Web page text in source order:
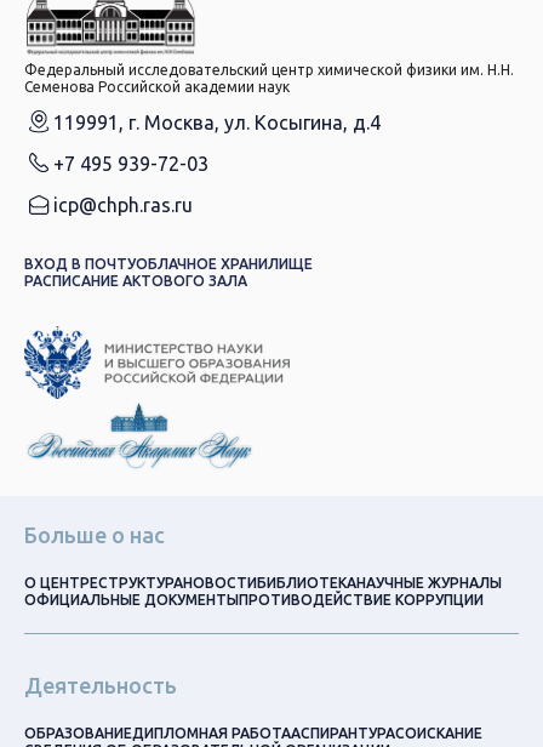
Федеральный исследовательский центр химической физики им. Н.Н.
Семенова Российской академии наук
119991, г. Москва, ул. Косыгина, д.4
+7 495 939-72-03
icp@chph.ras.ru
ВХОД В ПОЧТУОБЛАЧНОЕ ХРАНИЛИЩЕ
РАСПИСАНИЕ АКТОВОГО ЗАЛА
Больше о нас
О ЦЕНТРЕСТРУКТУРАНОВОСТИБИБЛИОТЕКАНАУЧНЫЕ ЖУРНАЛЫ
ОФИЦИАЛЬНЫЕ ДОКУМЕНТЫПРОТИВОДЕЙСТВИЕ КОРРУПЦИИ
Деятельность
ОБРАЗОВАНИЕ ДИПЛОМНАЯ РАБОТААСПИРАНТУРАСОИСКАНИЕ